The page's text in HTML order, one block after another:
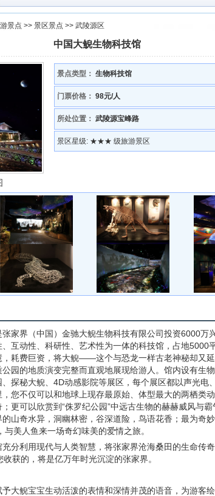
景点 >> 景区景点 >> 武陵源区
中国大鲵生物科技馆
景点类型： 生物科技馆
门票价格： 98元/人
所处位置： 武陵源宝峰路
景区星级: ★★★ 级旅游景区
家界（中国）金驰大鲵生物科技有限公司投资6000万
互动性、科研性、艺术性为一体的科技馆，占地5000
，耗费巨资，将大鲵——这个与恐龙一样古老神秘却又
园的地质演变完整而直观地展现给游人。馆内设有生
探秘大鲵、4D动感影院等展区，每个展区都以声光电
您不仅可以和地球上现存最原始、体型最大的两栖类动
更可以欣赏到“侏罗纪公园”中远古生物的赫赫威风与
山奇水异，洞幽林密，谷深道险，鸟语花香；最为奇
美人鱼来一场奇幻味美的爱情之旅。
分利用现代与人类智慧，将张家界沧海桑田的生命传
获的，将是亿万年时光沉淀的张家界。
大鲵宝宝生动活泼的表情和深情并茂的语音，为游客绘